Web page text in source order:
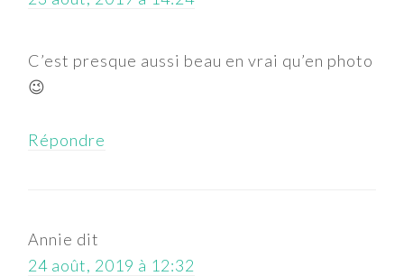
C’est presque aussi beau en vrai qu’en photo
😉
Répondre
Annie dit
24 août, 2019 à 12:32